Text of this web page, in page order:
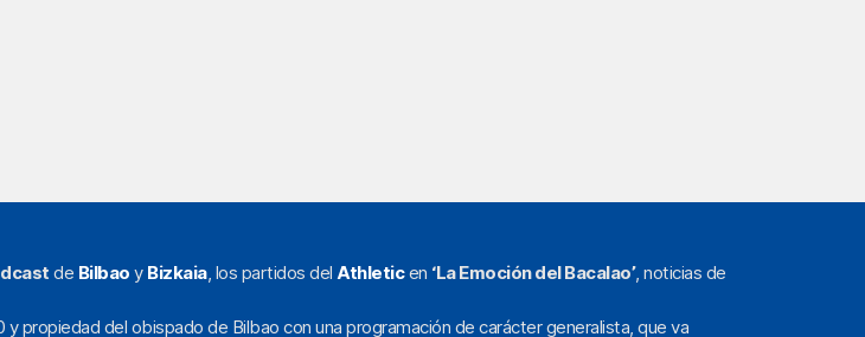
de Bilbao y Bizkaia, los partidos del Athleticen ‘La Emoción del Bacalao’, noticias de
propiedad del obispado de Bilbao con una programación de carácter generalista, que va